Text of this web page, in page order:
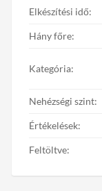
Elkészítési idő:
Hány főre:
Kategória:
Nehézségi szint:
Értékelések:
Feltöltve: